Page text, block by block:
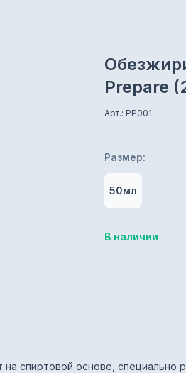
Prepare
Арт.: PP001
Размер:
50мл
В наличии
спиртовой основе, специально